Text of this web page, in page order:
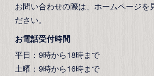
お問い合わせの際は、ホームページを
ださい。
お電話受付時間
平日：9時から18時まで
土曜：9時から16時まで